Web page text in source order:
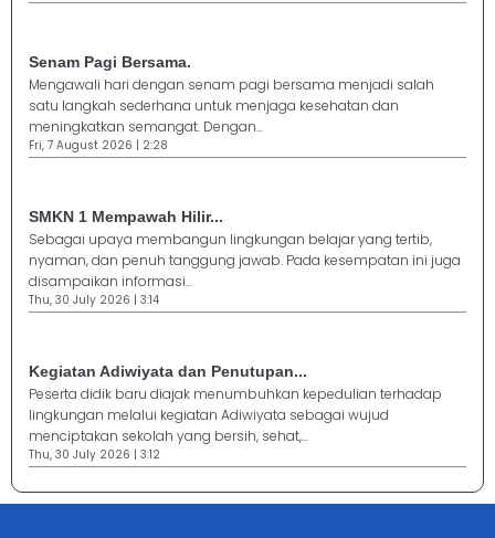
Senam Pagi Bersama.
Mengawali hari dengan senam pagi bersama menjadi salah
satu langkah sederhana untuk menjaga kesehatan dan
meningkatkan semangat. Dengan...
Fri, 7 August 2026 | 2:28
SMKN 1 Mempawah Hilir...
Sebagai upaya membangun lingkungan belajar yang tertib,
nyaman, dan penuh tanggung jawab. Pada kesempatan ini juga
disampaikan informasi...
Thu, 30 July 2026 | 3:14
Kegiatan Adiwiyata dan Penutupan...
Peserta didik baru diajak menumbuhkan kepedulian terhadap
lingkungan melalui kegiatan Adiwiyata sebagai wujud
menciptakan sekolah yang bersih, sehat,...
Thu, 30 July 2026 | 3:12